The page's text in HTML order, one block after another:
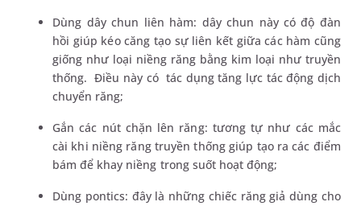
Dùng dây chun liên hàm: dây chun này có độ đàn
hồi giúp kéo căng tạo sự liên kết giữa các hàm cũng
giống như loại niềng răng bằng kim loại như truyền
thống. Điều này có tác dụng tăng lực tác động dịch
chuyển răng;
Gắn các nút chặn lên răng: tương tự như các mắc
cài khi niềng răng truyền thống giúp tạo ra các điểm
bám để khay niềng trong suốt hoạt động;
Dùng pontics: đây là những chiếc răng giả dùng cho